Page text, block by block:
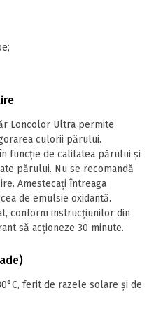
Loncolor Ultra permite
culorii părului.
funcție de calitatea părului și
părului. Nu se recomandă
Amestecați întreaga
de emulsie oxidantă.
conform instrucțiunilor din
să acționeze 30 minute.
ferit de razele solare și de